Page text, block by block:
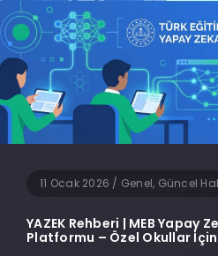
11 Ocak 2026 / Genel, Güncel
YAZEK Rehberi | MEB Yapay
Platformu – Özel Okullar İçin